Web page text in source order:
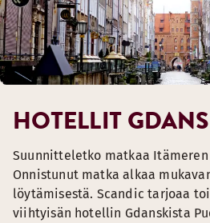
HOTELLIT
Suunnitteletko matkaa
Onnistunut matka alkaa
löytämisestä. Scandic tarjoaa
viihtyisän hotellin Gdanskista